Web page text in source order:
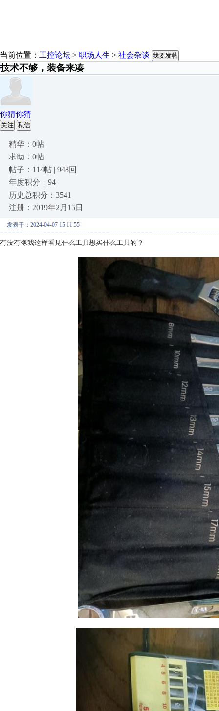
当前位置： 工控论坛 > 职场人生 > 社会杂谈 我要发帖
技术不够，装备来凑
你猜你猜
关注 私信
精华：0帖
求助：0帖
帖子：114帖 | 948回
年度积分：94
历史总积分：3541
注册：2019年2月15日
发表于：2024-04-07 15:11:55
有没有像我这样看见什么工具想买什么工具的？